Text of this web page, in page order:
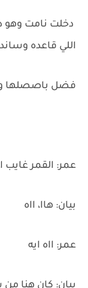
دخلت نامت وهو
اللي قاعده
فضل باصصلها
عمر: القمر غايب
بيان: هاا، ااه
عمر: ااه ايه
بيان: كان هنا